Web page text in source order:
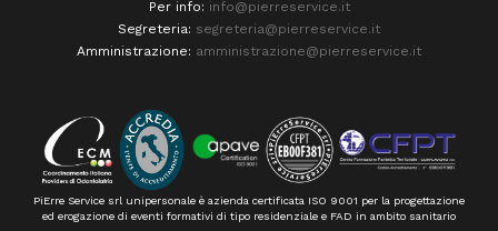
Per info: info@pierreservice.it
Segreteria: segreteria@pierreservice.it
Amministrazione: amministrazione@pierreservice.it
PiErre Service srl unipersonale è azienda certificata ISO 9001 per la progettazione
ed erogazione di eventi formativi di tipo residenziale e FAD in ambito sanitario